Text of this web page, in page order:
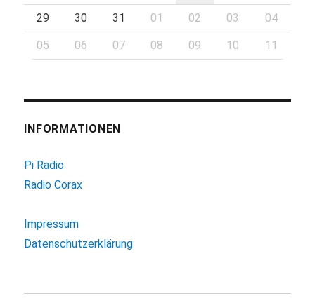
29 30 31 01 02 03 04
05 06 07 08 09 10 11
INFORMATIONEN
Pi Radio
Radio Corax
Impressum
Datenschutzerklärung